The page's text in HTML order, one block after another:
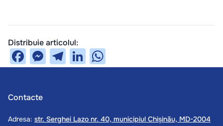
Distribuie articolul:
Facebook
Messenger
Telegram
LinkedIn
Contacte
Adresa: str. Serghei Lazo nr. 40, municipiul Chișinău, MD-2004